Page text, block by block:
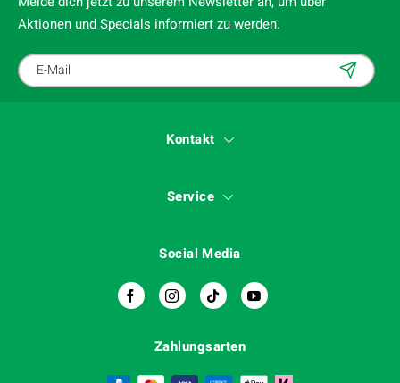
Aktionen und Specials informiert zu werden.
Kontakt
Service
Social Media
Zahlungsarten